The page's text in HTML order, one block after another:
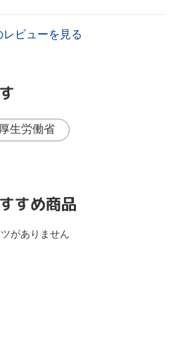
レビューを見る
厚生労働省
すめ商品
がありません